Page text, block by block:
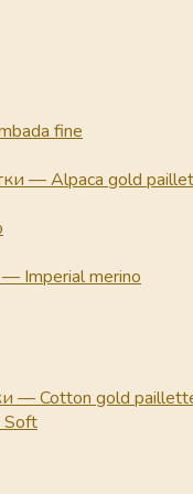
fine
— Alpaca gold
Imperial merino
— Cotton gold
Soft